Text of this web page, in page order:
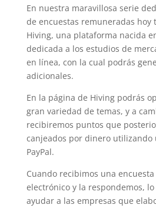
c
e
b
o
o
k
a
t
s
A
p
p
l
e
g
r
a
m
En nuestra maravillosa serie
de encuestas remuneradas hoy
Hiving, una plataforma nacida
dedicada a los estudios de
en línea, con la cual podrás
adicionales.
En la página de Hiving podrás
gran variedad de temas, y a
recibiremos puntos que
canjeados por dinero utilizando
PayPal.
Cuando recibimos una
electrónico y la respondemos,
ayudar a las empresas que